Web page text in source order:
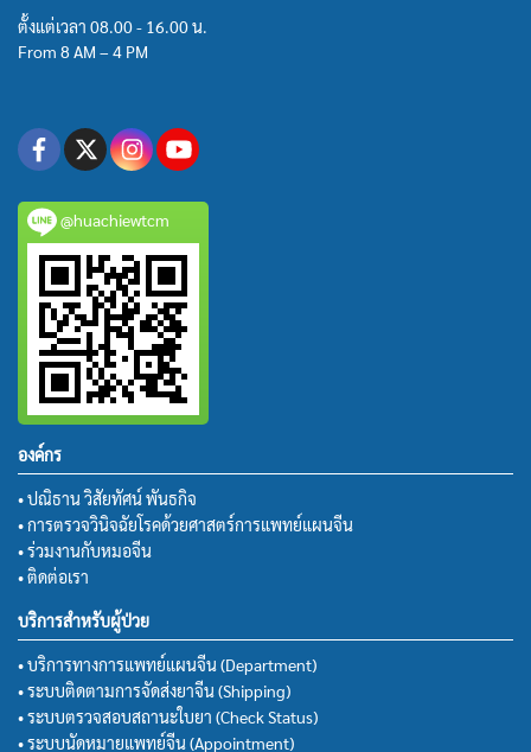
ตั้งแต่เวลา 08.00 - 16.00 น.
From 8 AM – 4 PM
@huachiewtcm
องค์กร
• ปณิธาน วิสัยทัศน์ พันธกิจ
• การตรวจวินิจฉัยโรคด้วยศาสตร์การแพทย์แผนจีน
• ร่วมงานกับหมอจีน
• ติดต่อเรา
บริการสำหรับผู้ป่วย
• บริการทางการแพทย์แผนจีน (Department)
• ระบบติดตามการจัดส่งยาจีน (Shipping)
• ระบบตรวจสอบสถานะใบยา (Check Status)
• ระบบนัดหมายแพทย์จีน (Appointment)